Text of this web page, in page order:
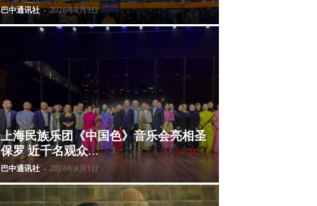
巴中通讯社 - 2026年8月3日
上海民族乐团《中国色》音乐会亮相圣
保罗 近千名观众...
巴中通讯社 - 2026年8月1日